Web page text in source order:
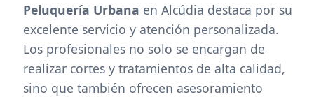
Peluquería Urbana en Alcúdia destaca por su
excelente servicio y atención personalizada.
Los profesionales no solo se encargan de
realizar cortes y tratamientos de alta calidad,
sino que también ofrecen asesoramiento